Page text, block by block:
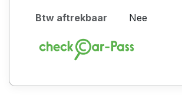
Btw aftrekbaar Nee